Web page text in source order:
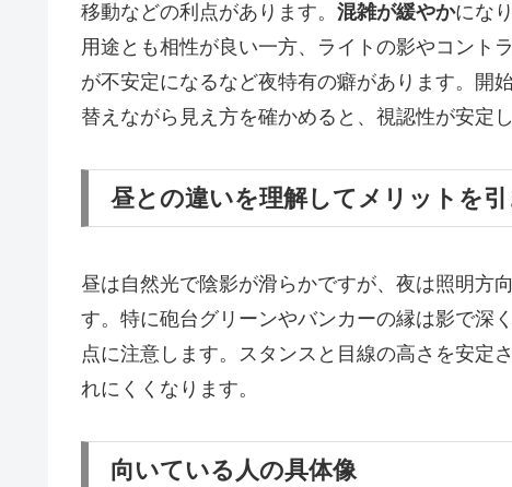
移動などの利点があります。 混雑が緩やかにな
用途とも相性が良い一方、ライトの影やコント
が不安定になるなど夜特有の癖があります。開
替えながら見え方を確かめると、視認性が安定し
昼との違いを理解してメリットを
昼は自然光で陰影が滑らかですが、夜は照明方
す。特に砲台グリーンやバンカーの縁は影で深
点に注意します。スタンスと目線の高さを安定
れにくくなります。
向いている人の具体像